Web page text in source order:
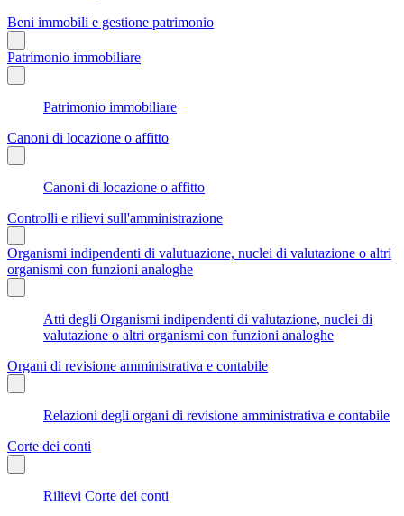
Beni immobili e gestione patrimonio
Patrimonio immobiliare
Patrimonio immobiliare
Canoni di locazione o affitto
Canoni di locazione o affitto
Controlli e rilievi sull'amministrazione
Organismi indipendenti di valutuazione, nuclei di valutazione o altri
organismi con funzioni analoghe
Atti degli Organismi indipendenti di valutazione, nuclei di
valutazione o altri organismi con funzioni analoghe
Organi di revisione amministrativa e contabile
Relazioni degli organi di revisione amministrativa e contabile
Corte dei conti
Rilievi Corte dei conti